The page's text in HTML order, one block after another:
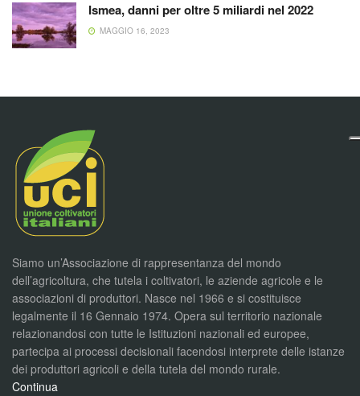
Ismea, danni per oltre 5 miliardi nel 2022
MAGGIO 16, 2023
Siamo un’Associazione di rappresentanza del mondo
dell’agricoltura, che tutela i coltivatori, le aziende agricole e le
associazioni di produttori. Nasce nel 1966 e si costituisce
legalmente il 16 Gennaio 1974. Opera sul territorio nazionale
relazionandosi con tutte le Istituzioni nazionali ed europee,
partecipa ai processi decisionali facendosi interprete delle istanze
dei produttori agricoli e della tutela del mondo rurale.
Continua